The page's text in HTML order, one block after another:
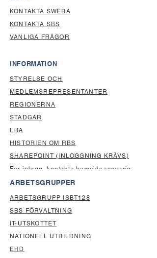
KONTAKTA SWEBA
KONTAKTA SBS
VANLIGA FRÅGOR
INFORMATION
STYRELSE OCH
MEDLEMSREPRESENTANTER
REGIONERNA
STADGAR
EBA
HISTORIEN OM RBS
SHAREPOINT (INLOGGNING KRÄVS)
För inlogg, kontaktahemsideansvarig
ARBETSGRUPPER
ARBETSGRUPP ISBT128
SBS FÖRVALTNING
IT-UTSKOTTET
NATIONELL UTBILDNING
EHD